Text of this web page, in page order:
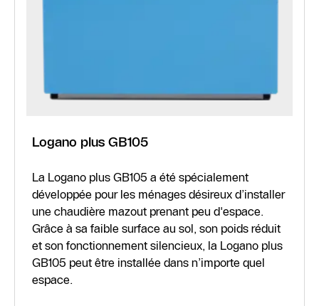
Logano plus GB105
La Logano plus GB105 a été spécialement
développée pour les ménages désireux d’installer
une chaudière mazout prenant peu d'espace.
Grâce à sa faible surface au sol, son poids réduit
et son fonctionnement silencieux, la Logano plus
GB105 peut être installée dans n’importe quel
espace.